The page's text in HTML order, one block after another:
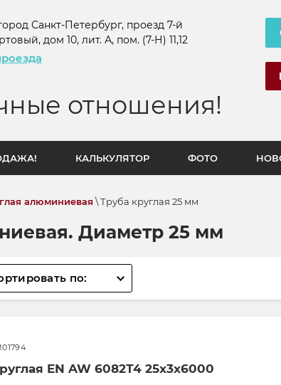
Санкт-Петербург, проезд 7-й
дом 10, лит. А, пом. (7-Н) 11,12
отношения!
КАЛЬКУЛЯТОР ФОТО
алюминиевая\ Труба круглая 25 мм
Диаметр 25 мм
по:
EN AW 6082Т4 25х3х6000